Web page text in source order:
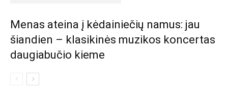
Menas ateina į kėdainiečių namus: jau
šiandien – klasikinės muzikos koncertas
daugiabučio kieme